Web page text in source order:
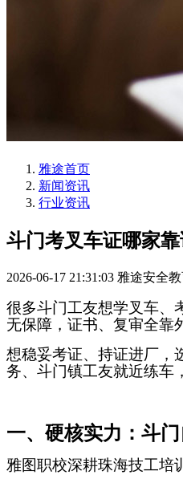
雅途首页
新闻资讯
行业资讯
斗门考叉车证哪家
2026-06-17 21:31:03 雅途安全
很多斗门工友想学叉车、
无保障，证书、复审全靠
想稳妥考证、持证进厂，
务、斗门镇工友就近练车
一、硬核实力：斗
雅图职校深耕珠海技工培